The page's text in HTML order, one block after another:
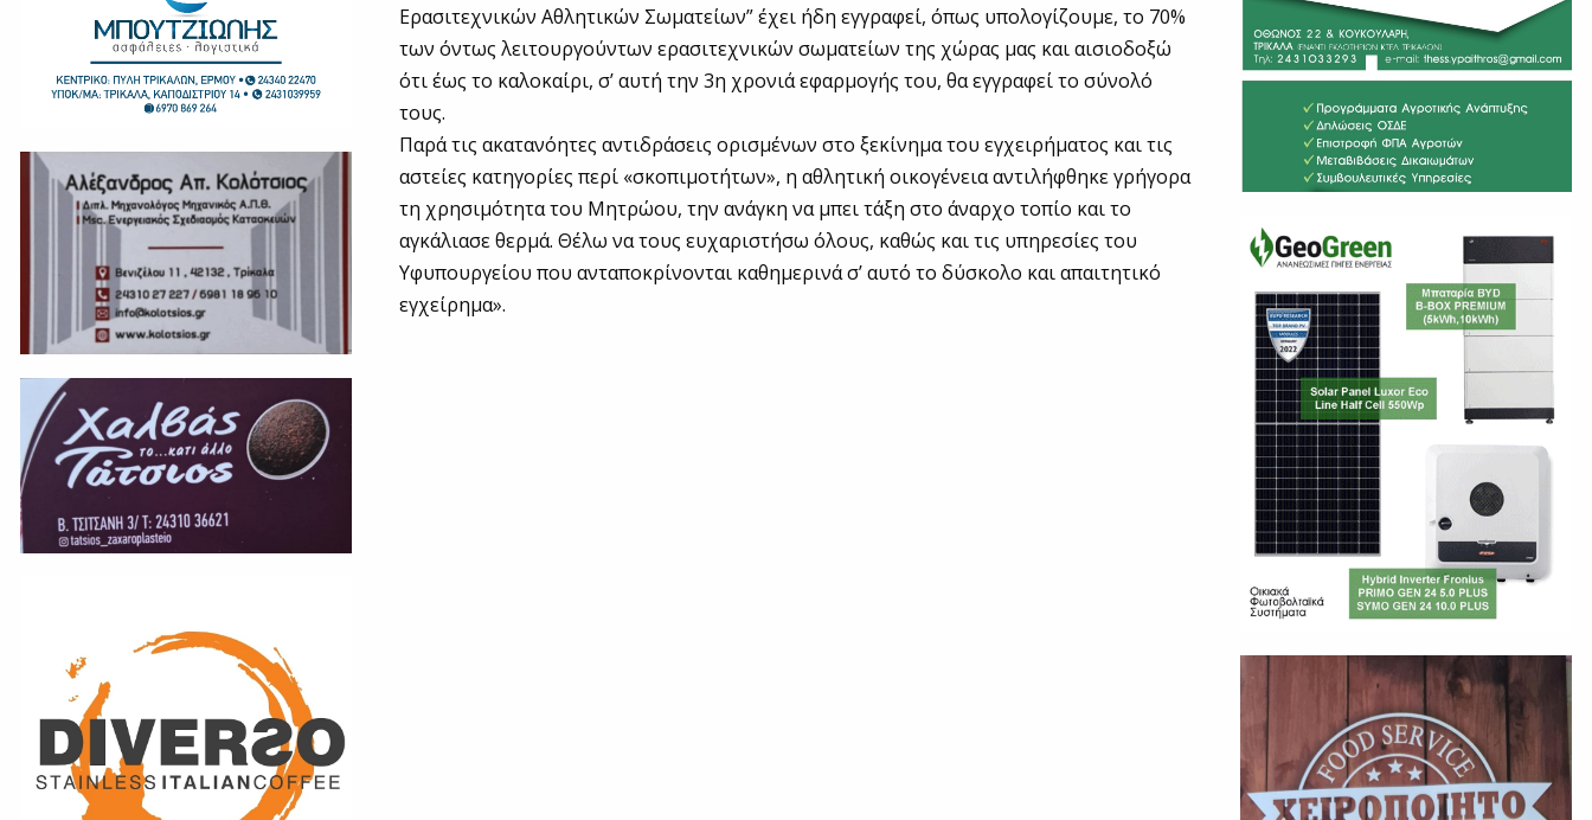
Ερασιτεχνικών Αθλητικών Σωματείων” έχει ήδη εγγραφεί, όπως υπολογίζουμε, το 70%
των όντως λειτουργούντων ερασιτεχνικών σωματείων της χώρας μας και αισιοδοξώ
ότι έως το καλοκαίρι, σ’ αυτή την 3η χρονιά εφαρμογής του, θα εγγραφεί το σύνολό
τους.
Παρά τις ακατανόητες αντιδράσεις ορισμένων στο ξεκίνημα του εγχειρήματος και τις
αστείες κατηγορίες περί «σκοπιμοτήτων», η αθλητική οικογένεια αντιλήφθηκε γρήγορα
τη χρησιμότητα του Μητρώου, την ανάγκη να μπει τάξη στο άναρχο τοπίο και το
αγκάλιασε θερμά. Θέλω να τους ευχαριστήσω όλους, καθώς και τις υπηρεσίες του
Υφυπουργείου που ανταποκρίνονται καθημερινά σ’ αυτό το δύσκολο και απαιτητικό
εγχείρημα».